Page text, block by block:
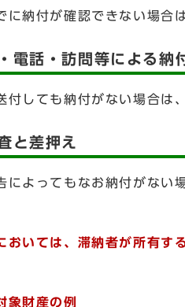
納付が確認できない場合
話・訪問等による納
しても納付がない場合は
と差押え
よってもなお納付がない
いては、滞納者が所有す
象財産の例